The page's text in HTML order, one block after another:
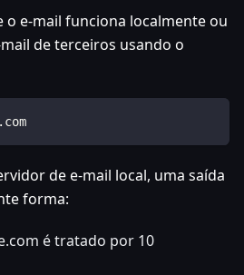
o e-mail funciona localmente ou
de terceiros usando o
de e-mail local, uma saída
forma:
é tratado por 10